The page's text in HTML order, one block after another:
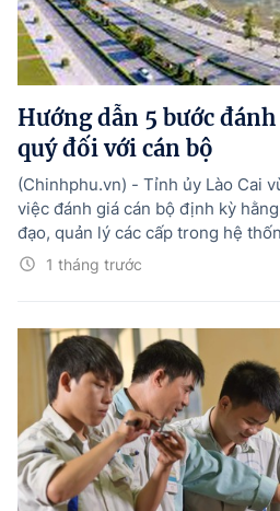
Chính sách và cuộc sống
Hướng dẫn thực hiện chính
Phát triển kinh tế tư nhân và
Ocop và chuỗi giá trị Nông sản
Kinh tế tư nhân
Video
Photo
Hướng dẫn 5 bước
quý đối với cán bộ
1 tháng trước
(Chinhphu.vn) - Tỉnh ủy Lào Cai
việc đánh giá cán bộ định kỳ
đạo, quản lý các cấp trong hệ